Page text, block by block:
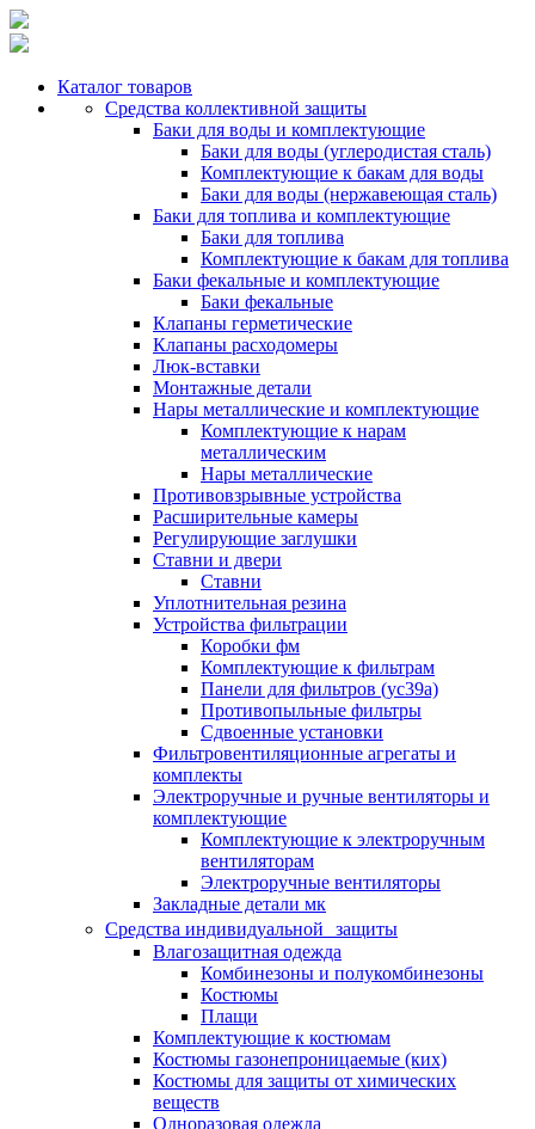
Каталог товаров
Средства коллективной защиты
Баки для воды и комплектующие
Баки для воды (углеродистая сталь)
Комплектующие к бакам для воды
Баки для воды (нержавеющая сталь)
Баки для топлива и комплектующие
Баки для топлива
Комплектующие к бакам для топлива
Баки фекальные и комплектующие
Баки фекальные
Клапаны герметические
Клапаны расходомеры
Люк-вставки
Монтажные детали
Нары металлические и комплектующие
Комплектующие к нарам
металлическим
Нары металлические
Противовзрывные устройства
Расширительные камеры
Регулирующие заглушки
Ставни и двери
Ставни
Уплотнительная резина
Устройства фильтрации
Коробки фм
Комплектующие к фильтрам
Панели для фильтров (ус39а)
Противопыльные фильтры
Сдвоенные установки
Фильтровентиляционные агрегаты и
комплекты
Электроручные и ручные вентиляторы и
комплектующие
Комплектующие к электроручным
вентиляторам
Электроручные вентиляторы
Закладные детали мк
Средства индивидуальной защиты
Влагозащитная одежда
Комбинезоны и полукомбинезоны
Костюмы
Плащи
Комплектующие к костюмам
Костюмы газонепроницаемые (ких)
Костюмы для защиты от химических
веществ
Одноразовая одежда